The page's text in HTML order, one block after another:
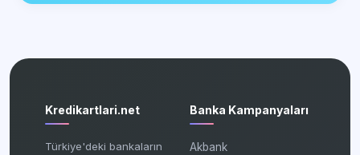
Kredikartlari.net
Türkiye'deki bankaların
Banka Kampanyaları
Akbank